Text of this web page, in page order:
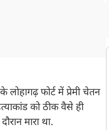
फोर्ट में प्रेमी चेतन
को ठीक वैसे ही
मारा था.